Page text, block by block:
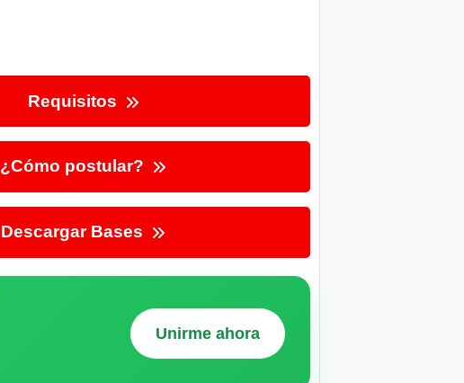
Requisitos
¿Cómo postular?
Descargar Bases
Unirme ahora